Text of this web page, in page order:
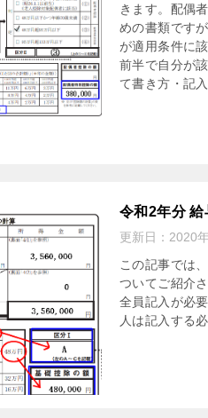
きます。配偶
めの書類です
が適用条件に
前半で自分が
て書き方・記
令和2年分 給
更新日： 2020
この記事では
ついてご紹介
全員記入が必
人は記入する